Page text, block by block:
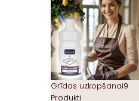
Grīdas uzkopšanai9
Produkti